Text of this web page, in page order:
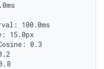
100.0ms
15.0px
0.3